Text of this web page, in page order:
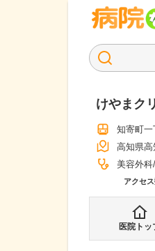
けやまク
知寄町一
高知県高
美容外科
アクセ
医院トッ